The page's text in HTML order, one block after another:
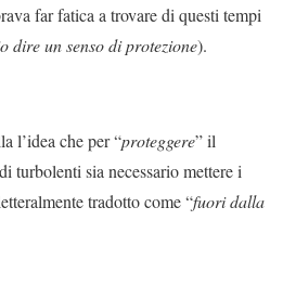
far fatica a trovare di questi tempi
dire un senso di protezione).
l’idea che per “proteggere” il
turbolenti sia necessario mettere i
tradotto come “fuori dalla